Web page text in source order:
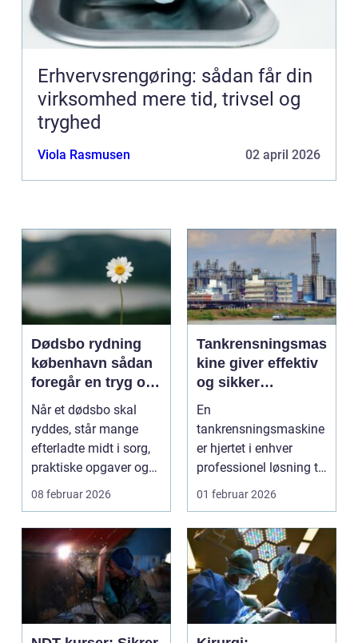
Erhvervsrengøring: sådan får din
virksomhed mere tid, trivsel og
tryghed
Viola Rasmusen 02 april 2026
Dødsbo rydning
københavn sådan
foregår en tryg og
respektfuld
rydning
Når et dødsbo skal
ryddes, står mange
efterladte midt i sorg,
praktiske opgaver og
ofte også tidspre...
08 februar 2026
Tankrensningsmas
kine giver effektiv
og sikker
rengøring af tanke
En
tankrensningsmaskine
er hjertet i enhver
professionel løsning til
rengøring af tank...
01 februar 2026